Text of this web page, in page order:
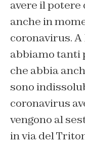
avere il
anche in
coronavirus.
abbiamo tanti
che abbia
sono
coronavirus
vengono al
in via del